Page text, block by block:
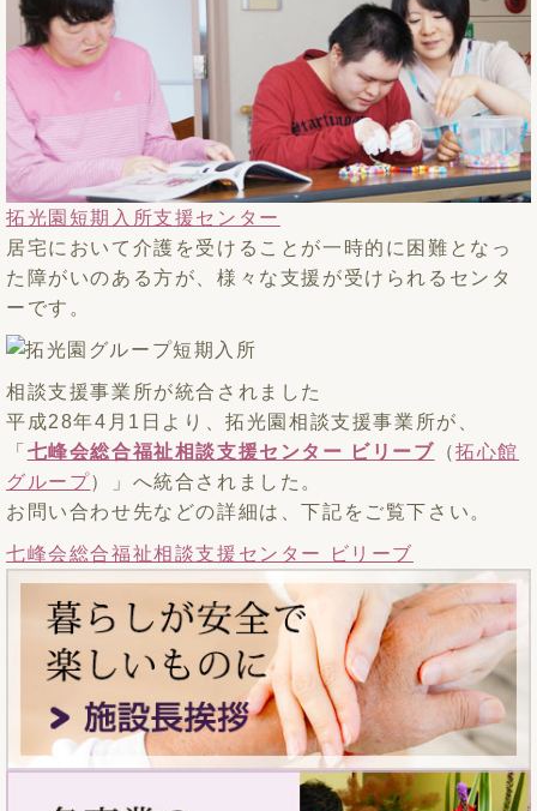
拓光園短期入所支援センター
居宅において介護を受けることが一時的に困難となっ
た障がいのある方が、様々な支援が受けられるセンタ
ーです。
相談支援事業所が統合されました
平成28年4月1日より、拓光園相談支援事業所が、
「 七峰会総合福祉相談支援センター ビリーブ （拓心館
グループ）」へ統合されました。
お問い合わせ先などの詳細は、下記をご覧下さい。
七峰会総合福祉相談支援センター ビリーブ